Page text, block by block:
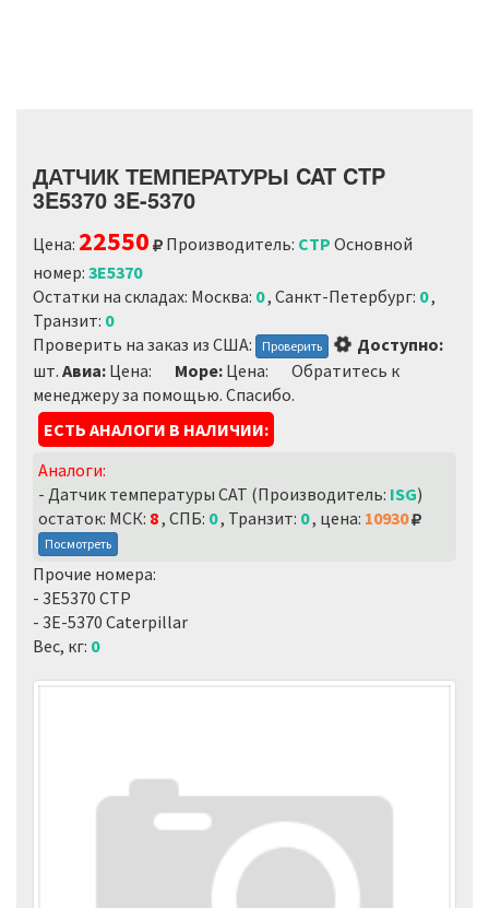
ДАТЧИК ТЕМПЕРАТУРЫ CAT CTP
3E5370 3E-5370
Цена: 22550 Производитель: CTP Основной
номер: 3E5370
Остатки на складах: Москва: 0, Санкт-Петербург: 0,
Транзит: 0
Проверить на заказ из США:
Проверить Loading...
Доступно:
шт. Авиа: Цена: Море: Цена:
Обратитесь к
менеджеру за помощью. Спасибо.
ЕСТЬ АНАЛОГИ В НАЛИЧИИ:
Аналоги:
- Датчик температуры CAT (Производитель: ISG)
остаток: МСК: 8, СПБ: 0, Транзит: 0, цена: 10930
Посмотреть
Прочие номера:
- 3E5370 CTP
- 3E-5370 Caterpillar
Вес, кг: 0